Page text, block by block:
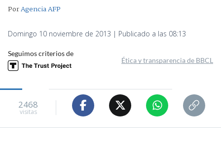
PorAgencia AFP
Domingo 10 noviembre de 2013 | Publicado a las 08:13
Seguimos criterios de
Ética y transparencia de BBCL
2468
visitas